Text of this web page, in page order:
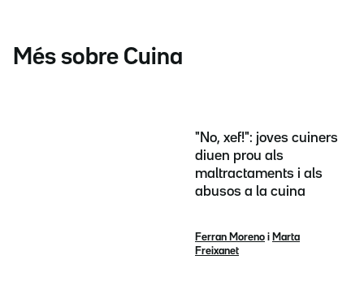
Més sobre Cuina
"No, xef!": joves cuiners
diuen prou als
maltractaments i als
abusos a la cuina
Ferran Moreno i Marta
Freixanet